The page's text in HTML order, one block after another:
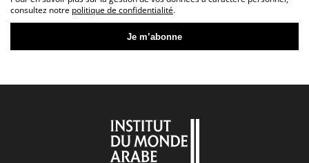
consultez notre politique de confidentialité.